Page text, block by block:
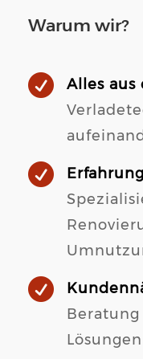
Warum wir?

Alles aus

